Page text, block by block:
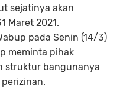
sejatinya akan
Maret 2021.
pada Senin (14/3)
meminta pihak
struktur bangunanya